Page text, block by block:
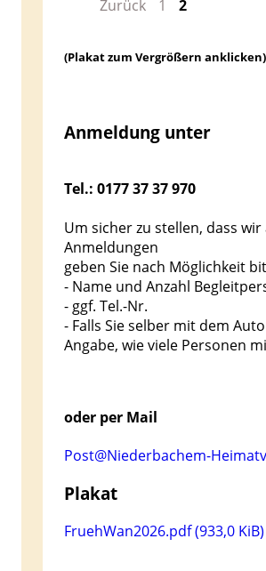
Zurück
1 2
(Plakat zum Vergrößern anklicken)
Anmeldung unter
Tel.: 0177 37 37 970
Um sicher zu stellen, dass
Anmeldungen
geben Sie nach Möglichkeit
- Name und Anzahl
- ggf. Tel.-Nr.
- Falls Sie selber mit dem
Angabe, wie viele Personen
oder per Mail
Post@Niederbachem-
Plakat
FruehWan2026.pdf(933,0 KiB)